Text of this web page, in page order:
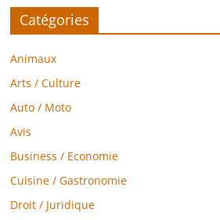
Catégories
Animaux
Arts / Culture
Auto / Moto
Avis
Business / Economie
Cuisine / Gastronomie
Droit / Juridique